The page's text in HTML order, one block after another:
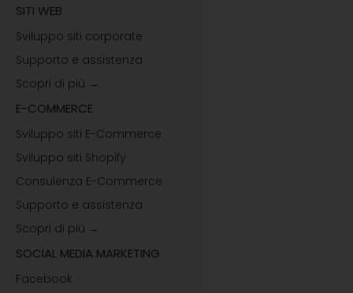
SITI WEB
Sviluppo siti corporate
Supporto e assistenza
Scopri di più →
E-COMMERCE
Sviluppo siti E-Commerce
Sviluppo siti Shopify
Consulenza E-Commerce
Supporto e assistenza
Scopri di più →
SOCIAL MEDIA MARKETING
Facebook